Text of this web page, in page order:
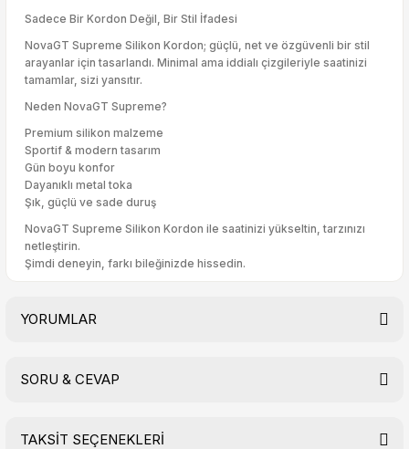
Sadece Bir Kordon Değil, Bir Stil İfadesi
NovaGT Supreme Silikon Kordon; güçlü, net ve özgüvenli bir stil
arayanlar için tasarlandı. Minimal ama iddialı çizgileriyle saatinizi
tamamlar, sizi yansıtır.
Neden NovaGT Supreme?
Premium silikon malzeme
Sportif & modern tasarım
Gün boyu konfor
Dayanıklı metal toka
Şık, güçlü ve sade duruş
NovaGT Supreme Silikon Kordon ile saatinizi yükseltin, tarzınızı
netleştirin.
Şimdi deneyin, farkı bileğinizde hissedin.
YORUMLAR
SORU & CEVAP
TAKSİT SEÇENEKLERİ